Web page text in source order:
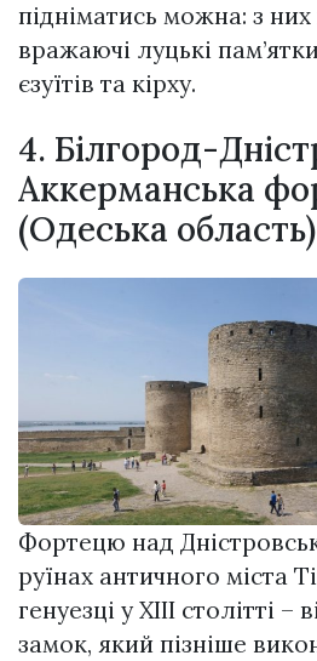
підніматись можна: з
вpaжаючі луцькі
єзуїтів та кірху.
4. Білгород-
Аккерманська
(Одеська область)
Фортецю над
pyїнaх античного міста
генуезці у ХІІІ столітті
замок, який пізніше